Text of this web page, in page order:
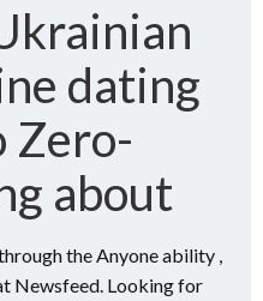
dating
Zero-
about
the Anyone ability ,
Newsfeed. Looking for